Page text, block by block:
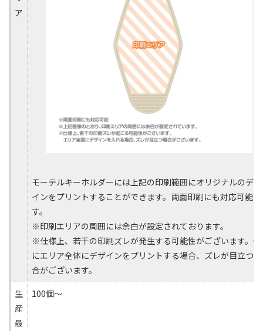
ア
モーテルキーホルダーには上記の印刷範囲にオリジナルのデザ
インをプリントすることができます。両面印刷にも対応可能で
す。
※印刷エリアの周囲には余白が設定されております。
※仕様上、若干の印刷ズレが発生する可能性がございます。特
にエリア全体にデザインをプリントする場合、ズレが目立つ場
合がございます。
生
産
最
100個～